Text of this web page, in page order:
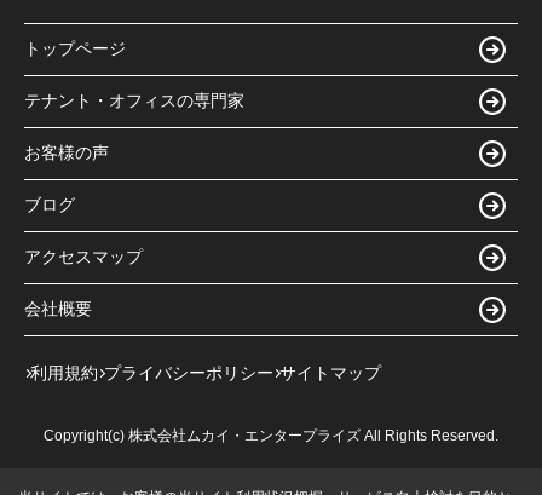
トップページ
テナント・オフィスの専門家
お客様の声
ブログ
アクセスマップ
会社概要
利用規約 プライバシーポリシー サイトマップ
Copyright(c) 株式会社ムカイ・エンタープライズ All Rights Reserved.